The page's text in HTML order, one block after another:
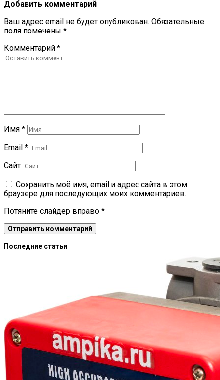
Добавить комментарий
Ваш адрес email не будет опубликован. Обязательные
поля помечены *
Комментарий *
Имя *
Email *
Сайт
Сохранить моё имя, email и адрес сайта в этом
браузере для последующих моих комментариев.
Потяните слайдер вправо *
Последние статьи